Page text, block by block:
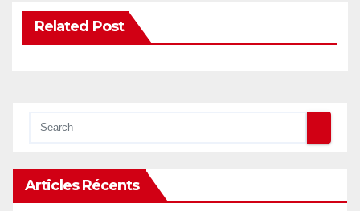
Related Post
Articles Récents